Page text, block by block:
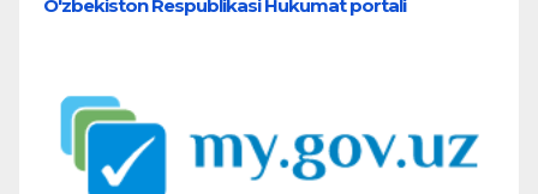
O'zbekiston Respublikasi Hukumat portali